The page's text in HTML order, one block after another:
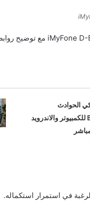
الحوادث
Beamng Drive للكمبيوتر والاندرويد
في استمرار استكماله.